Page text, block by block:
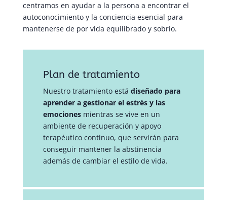
centramos en ayudar a la persona a encontrar el
autoconocimiento y la conciencia esencial para
mantenerse de por vida equilibrado y sobrio.
Plan de tratamiento
Nuestro tratamiento está diseñado para
aprender a gestionar el estrés y las
emocionesmientras se vive en un
ambiente de recuperación y apoyo
terapéutico continuo, que servirán para
conseguir mantener la abstinencia
además de cambiar el estilo de vida.